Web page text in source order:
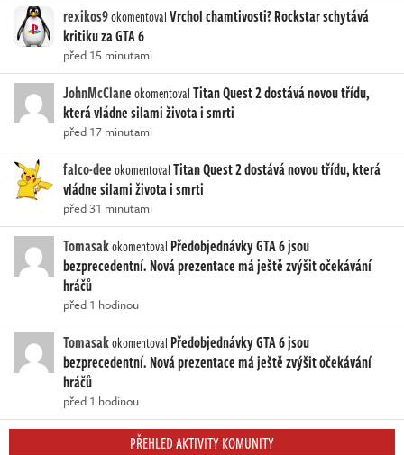
rexikos9okomentovalVrchol chamtivosti? Rockstar schytává
kritiku za GTA 6
před 15 minutami
JohnMcClaneokomentovalTitan Quest 2 dostává novou třídu,
která vládne silami života i smrti
před 17 minutami
falco-deeokomentovalTitan Quest 2 dostává novou třídu, která
vládne silami života i smrti
před 31 minutami
Tomasakokomentoval Předobjednávky GTA 6 jsou
bezprecedentní. Nová prezentace má ještě zvýšit očekávání
hráčů
před 1 hodinou
Tomasakokomentoval Předobjednávky GTA 6 jsou
bezprecedentní. Nová prezentace má ještě zvýšit očekávání
hráčů
před 1 hodinou
PŘEHLED AKTIVITY KOMUNITY